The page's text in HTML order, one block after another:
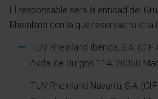
El responsable será la entidad del
Rheinland con la que reservas tu cita
TÜV Rheinland Ibérica, S.A. (CIF
Avda. de Burgos 114, 28050
TÜV Rheinland Navarra, S.A.